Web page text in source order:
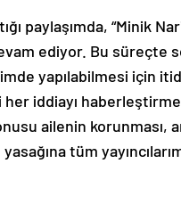
paylaşımda, “Minik
ediyor. Bu süreçte
yapılabilmesi için
iddiayı
ailenin korunması,
tüm